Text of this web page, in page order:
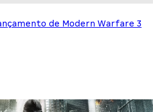
de Modern Warfare 3